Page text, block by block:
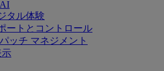
タル体験
ートとコントロール
ッチ マネジメント
示